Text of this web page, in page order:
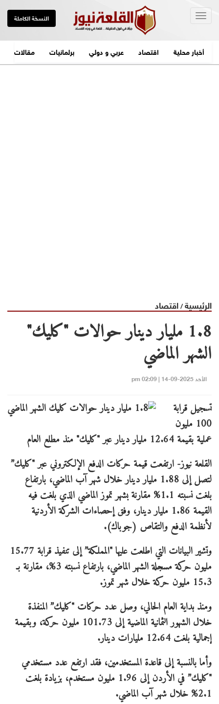
النسخة الكاملة
أخبار محلية اقتصاد عربي و دولي برلمانيات مقالات
الرئيسية/اقتصاد
1.8 مليار دينار حوالات "كليك"
الشهر الماضي
الأحد 2025-09-14 | 02:09 pm
تسجيل قرابة
100 مليون
عملية بقيمة 12.64 مليار دينار عبر "كليك" منذ مطلع العام
القلعة نيوز- ارتفعت قيمة حركات الدفع الإلكتروني عبر "كليك”
لتصل إلى 1.88 مليار دينار خلال شهر آب الماضي، بارتفاع
بلغت نسبته 1.1% مقارنة بشهر تموز الماضي الذي بلغت فيه
القيمة 1.86 مليار دينار، وفق إحصاءات الشركة الأردنية
لأنظمة الدفع والتقاص (جوباك).
وتشير البيانات التي اطلعت عليها "المملكة” إلى تنفيذ قرابة 15.77
مليون حركة مسجلة الشهر الماضي، بارتفاع نسبته 3%، مقارنة بـ
15.3 مليون حركة خلال شهر تموز.
ومنذ بداية العام الحالي، وصل عدد حركات "كليك” المنفذة
خلال الشهور الثمانية الماضية إلى 101.73 مليون حركة، وبقيمة
إجمالية بلغت 12.64 مليارات دينار.
وأما بالنسبة إلى قاعدة المستخدمين، فقد ارتفع عدد مستخدمي
"كليك” في الأردن إلى 1.96 مليون مستخدم، بزيادة بلغت
2.1% خلال شهر آب الماضي.